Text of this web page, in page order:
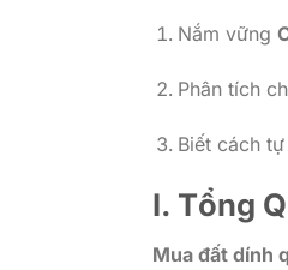
Nắm vững
Phân tích
Biết cách
I. Tổng
Mua đất dính